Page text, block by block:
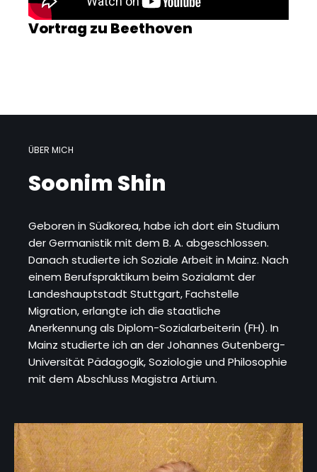
Vortrag zu Beethoven
ÜBER MICH
Soonim Shin
Geboren in Südkorea, habe ich dort ein Studium
der Germanistik mit dem B. A. abgeschlossen.
Danach studierte ich Soziale Arbeit in Mainz. Nach
einem Berufspraktikum beim Sozialamt der
Landeshauptstadt Stuttgart, Fachstelle
Migration, erlangte ich die staatliche
Anerkennung als Diplom-Sozialarbeiterin (FH). In
Mainz studierte ich an der Johannes Gutenberg-
Universität Pädagogik, Soziologie und Philosophie
mit dem Abschluss Magistra Artium.